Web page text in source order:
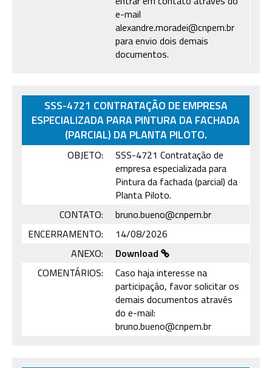
e-mail
alexandre.moradei@cnpem.br
para envio dois demais
documentos.
SSS-4721 CONTRATAÇÃO DE EMPRESA
ESPECIALIZADA PARA PINTURA DA FACHADA
(PARCIAL) DA PLANTA PILOTO.
OBJETO:
SSS-4721 Contratação de
empresa especializada para
Pintura da fachada (parcial) da
Planta Piloto.
CONTATO:
bruno.bueno@cnpem.br
ENCERRAMENTO:
14/08/2026
ANEXO:
Download
COMENTÁRIOS:
Caso haja interesse na
participação, favor solicitar os
demais documentos através
do e-mail:
bruno.bueno@cnpem.br